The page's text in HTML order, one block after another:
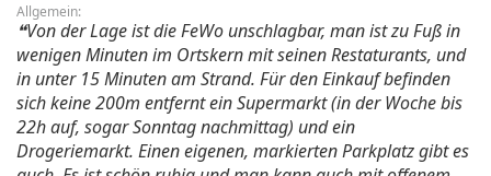
Allgemein:
Von der Lage ist die FeWo unschlagbar, man ist zu Fuß in
wenigen Minuten im Ortskern mit seinen Restaturants, und
in unter 15 Minuten am Strand. Für den Einkauf befinden
sich keine 200m entfernt ein Supermarkt (in der Woche bis
22h auf, sogar Sonntag nachmittag) und ein
Drogeriemarkt. Einen eigenen, markierten Parkplatz gibt es